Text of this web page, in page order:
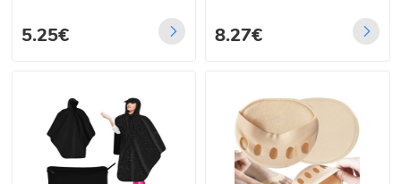
5.25€ 8.27€